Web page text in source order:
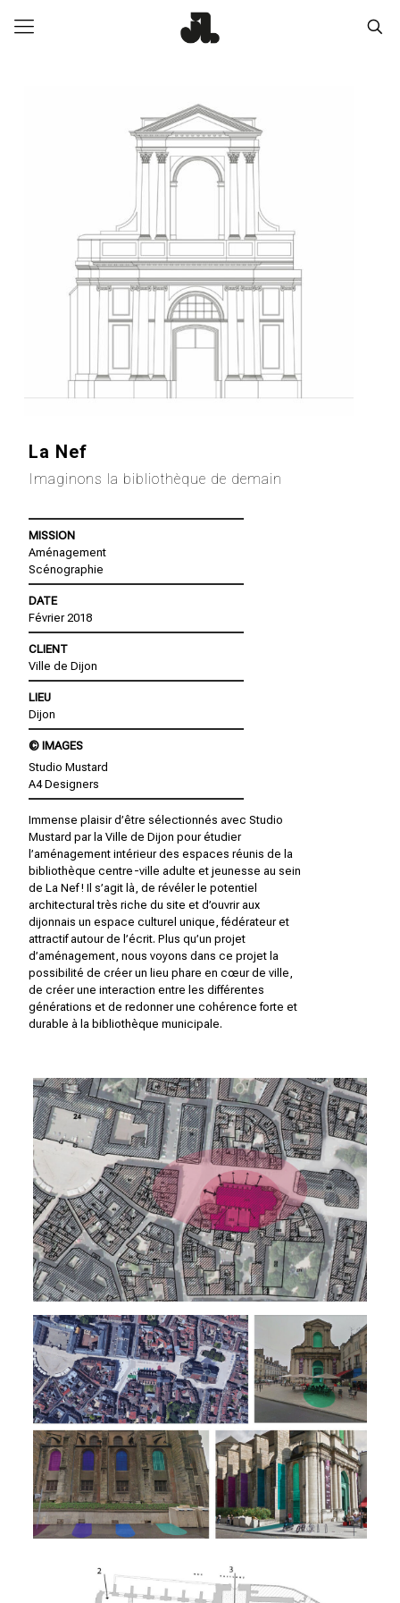
La Nef
Imaginons la bibliothèque de demain
MISSION
Aménagement
Scénographie
DATE
Février 2018
CLIENT
Ville de Dijon
LIEU
Dijon
© IMAGES
Studio Mustard
A4 Designers
Immense plaisir d’être sélectionnés avec Studio
Mustard par la Ville de Dijon pour étudier
l’aménagement intérieur des espaces réunis de la
bibliothèque centre-ville adulte et jeunesse au sein
de La Nef ! Il s’agit là, de révéler le potentiel
architectural très riche du site et d’ouvrir aux
dijonnais un espace culturel unique, fédérateur et
attractif autour de l’écrit. Plus qu’un projet
d’aménagement, nous voyons dans ce projet la
possibilité de créer un lieu phare en cœur de ville,
de créer une interaction entre les différentes
générations et de redonner une cohérence forte et
durable à la bibliothèque municipale.